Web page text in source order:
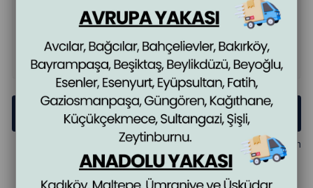
Giriş Yap
Şifremi Unuttum